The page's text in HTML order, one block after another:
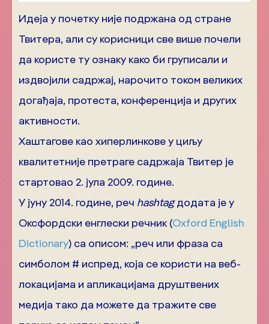
Идеја у почетку није подржана од стране
Твитера, али су корисници све више почели
да користе ту ознаку како би груписали и
издвојили садржај, нарочито током великих
догађаја, протеста, конференција и других
активности.
Хаштагове као хиперлинкове у циљу
квалитетније претраге садржаја Твитер је
стартовао 2. јула 2009. године.
У јуну 2014. године, реч hashtagдодата је у
Оксфордски енглески речник (Oxford English
Dictionary) са описом: „реч или фраза са
симболом # испред, која се користи на веб-
локацијама и апликацијама друштвених
медија тако да можете да тражите све